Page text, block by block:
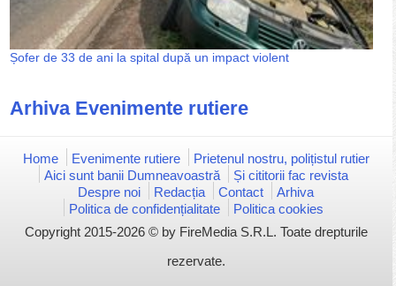
Șofer de 33 de ani la spital după un impact violent
Arhiva Evenimente rutiere
Home Evenimente rutiere
Prietenul nostru, polițistul rutier
Aici sunt banii Dumneavoastră
Și cititorii fac revista
Despre noi
Redacția Contact
Arhiva
Politica de confidențialitate
Politica cookies
Copyright 2015-2026 © by FireMedia S.R.L. Toate drepturile
rezervate.